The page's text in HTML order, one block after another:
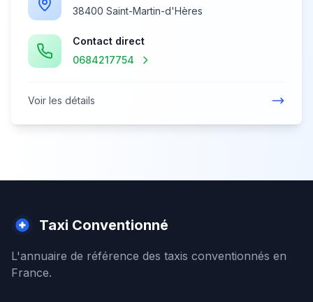
38400 Saint-Martin-d'Hères
Contact direct
0684217754
Voir les détails
Taxi Conventionné
L'annuaire de référence des taxis conventionnés en
France.